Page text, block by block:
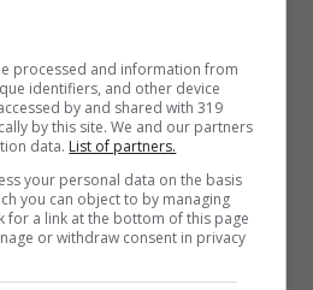
all’Unione
in questo caso si
rispetto al precedente
dal Ministro Bernini
i corsi in
processed and information from
identifiers, and other device
by and shared with 319
by this site. We and our partners
data. List of partners.
your personal data on the basis
you can object to by managing
for a link at the bottom of this page
or withdraw consent in privacy